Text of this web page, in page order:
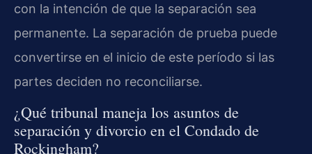
con la intención de que la separación sea
permanente. La separación de prueba puede
convertirse en el inicio de este período si las
partes deciden no reconciliarse.
¿Qué tribunal maneja los asuntos de
separación y divorcio en el Condado de
Rockingham?